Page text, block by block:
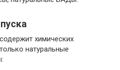
химических
натуральные